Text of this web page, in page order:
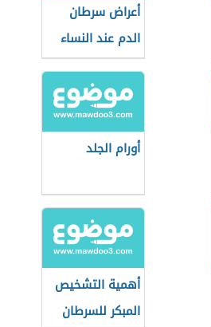
أعراض سرطان
الدم عند النساء
أورام الجلد
أهمية التشخيص
المبكر للسرطان